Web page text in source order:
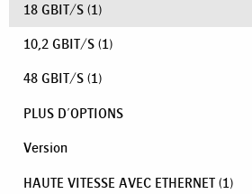
18 GBIT/S (1)
10,2 GBIT/S (1)
48 GBIT/S (1)
PLUS D'OPTIONS
Version
HAUTE VITESSE AVEC ETHERNET (1)